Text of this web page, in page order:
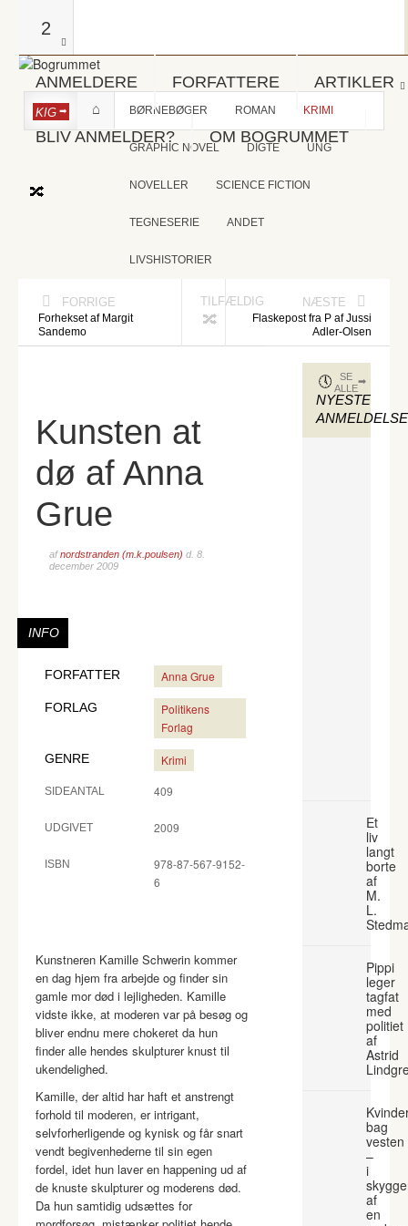
2
ANMELDERE FORFATTERE ARTIKLER
BLIV ANMELDER? OM BOGRUMMET
KIG BØRNEBØGER ROMAN KRIMI
GRAPHIC NOVEL DIGTE UNG
NOVELLER SCIENCE FICTION
TEGNESERIE ANDET
LIVSHISTORIER
FORRIGE
Forhekset af Margit
Sandemo
TILFÆLDIG NÆSTE
Flaskepost fra P af Jussi
Adler-Olsen
Kunsten at
dø af Anna
Grue
afnordstranden (m.k.poulsen) d. 8.
december 2009
INFO
FORFATTER Anna Grue
FORLAG
Politikens
Forlag
GENRE Krimi
SIDEANTAL 409
UDGIVET 2009
ISBN
978-87-567-9152-
6
Kunstneren Kamille Schwerin kommer
en dag hjem fra arbejde og finder sin
gamle mor død i lejligheden. Kamille
vidste ikke, at moderen var på besøg og
bliver endnu mere chokeret da hun
finder alle hendes skulpturer knust til
ukendelighed.
Kamille, der altid har haft et anstrengt
forhold til moderen, er intrigant,
selvforherligende og kynisk og får snart
vendt begivenhederne til sin egen
fordel, idet hun laver en happening ud af
de knuste skulpturer og moderens død.
Da hun samtidig udsættes for
NYESTE
SE
ALLE
Et
liv
langt
borte
af
M.
L.
Pippi
leger
tagfat
med
politiet
af
Astrid
bag
vesten
–
i
af
en